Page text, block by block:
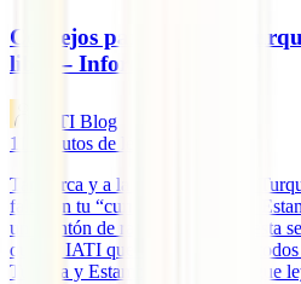
Consejos para viajar a
libre – Información útil
IATI Blog
11
minutos de lectura
Tan cerca y a la vez tan distinto,
faltar en tu “currículum viajero”.
un montón de razones para que esta
que en IATI queremos brindarte todos
Turquía y Estambul por libre. Sigue